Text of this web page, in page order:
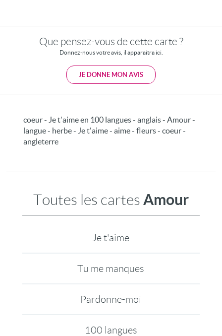
Que pensez-vous de cette carte ?
Donnez-nous votre avis, il apparaitra ici.
JE DONNE MON AVIS
coeur - Je t'aime en 100 langues - anglais - Amour -
langue - herbe - Je t'aime - aime - fleurs - coeur -
angleterre
Toutes les cartes Amour
Je t'aime
Tu me manques
Pardonne-moi
100 langues